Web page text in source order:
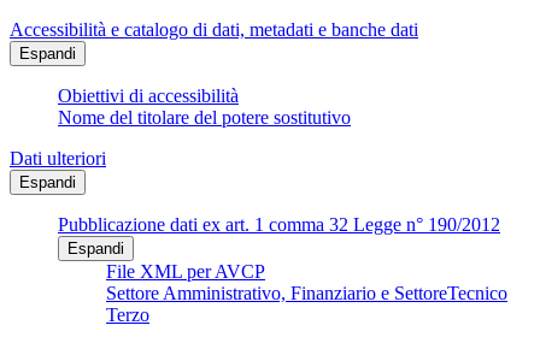
Accessibilità e catalogo di dati, metadati e banche dati
Espandi
Obiettivi di accessibilità
Nome del titolare del potere sostitutivo
Dati ulteriori
Espandi
Pubblicazione dati ex art. 1 comma 32 Legge n° 190/2012
Espandi
File XML per AVCP
Settore Amministrativo, Finanziario e SettoreTecnico
Terzo